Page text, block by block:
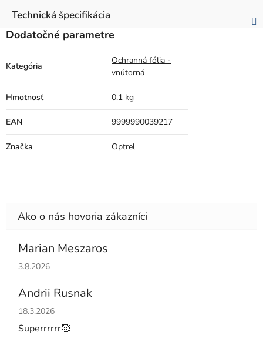
Technická špecifikácia
Dodatočné parametre
Kategória
Ochranná fólia -
vnútorná
Hmotnosť 0.1 kg
EAN 9999990039217
Značka Optrel
Marian Meszaros
Hodnotenie obchodu je 5 z 5 hviezdičiek.
3.8.2026
Andrii Rusnak
Hodnotenie obchodu je 5 z 5 hviezdičiek.
18.3.2026
Superrrrrr🥰